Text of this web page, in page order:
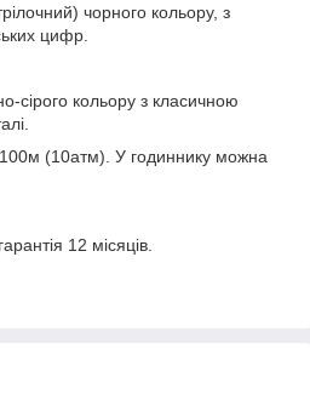
чорного кольору, з
цифр.
сірого кольору з класичною
(10атм). У годиннику можна
12 місяців.